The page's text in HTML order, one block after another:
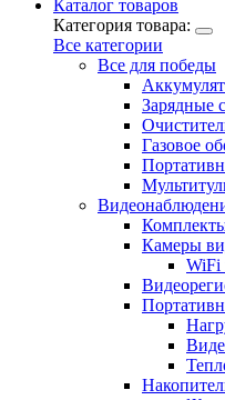
Каталог товаров
Категория товара:
Все категории
Все для победы
Зарядные
Газовое
Камеры
WiFi